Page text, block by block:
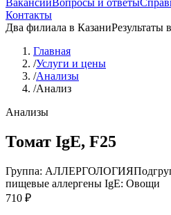
ВакансииВопросы и ответы
Контакты
Два филиала в КазаниРезультаты
Главная
/Услуги и цены
/Анализы
/Анализ
Анализы
Томат IgE, F25
Группа: АЛЛЕРГОЛОГИЯ
пищевые аллергены IgE: Овощи
710 ₽